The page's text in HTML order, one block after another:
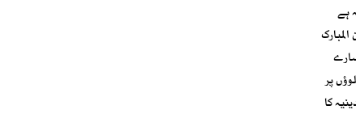
ہے
اِس سارے
پر
کا